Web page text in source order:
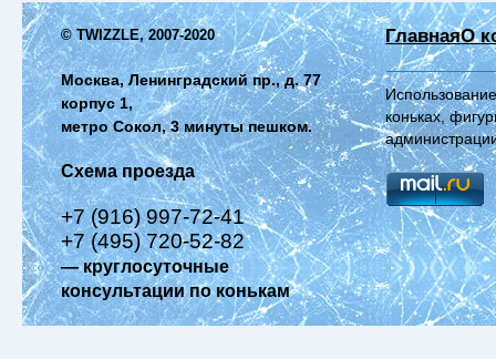
© TWIZZLE, 2007-2020
Москва, Ленинградский пр., д. 77
корпус 1,
метро Сокол, 3 минуты пешком.
Схема проезда
+7 (916) 997-72-41
+7 (495) 720-52-82
— круглосуточные
консультации по конькам
ГлавнаяО
коньках,